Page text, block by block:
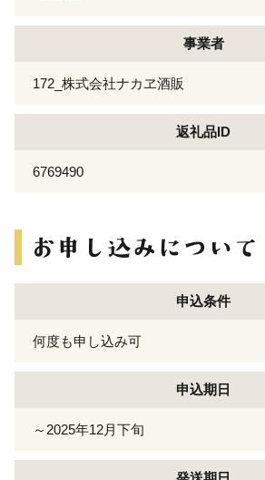
事業者
172_株式会社ナカヱ酒販
返礼品ID
6769490
申込条件
何度も申し込み可
申込期日
～2025年12月下旬